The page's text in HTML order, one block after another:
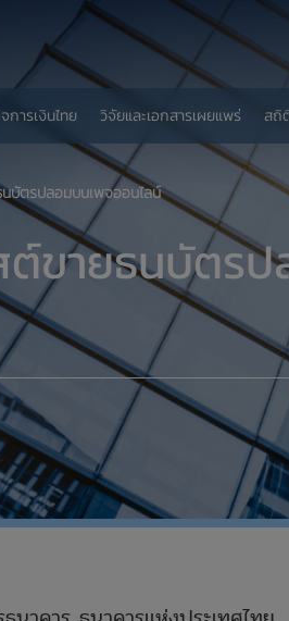
การเงินไทย วิจัยและเอกสารเผยแพร่ สถิ
บัตรปลอมบนเพจออนไลน์
ขายธนบัตร